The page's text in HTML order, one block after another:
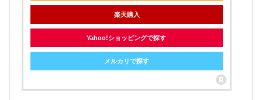
楽天購入
Yahoo!ショッピングで探す
メルカリで探す